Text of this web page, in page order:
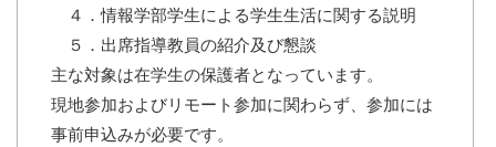
４．情報学部学生による学生生活に関する説明
５．出席指導教員の紹介及び懇談
主な対象は在学生の保護者となっています。
現地参加およびリモート参加に関わらず、参加には
事前申込みが必要です。